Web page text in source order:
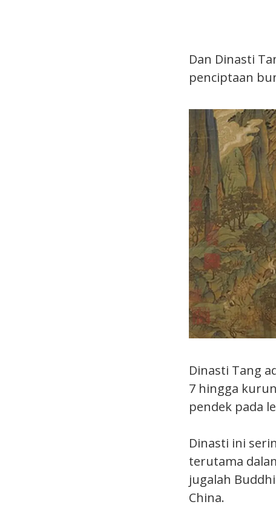
Dan Dinasti
penciptaan
Dinasti Tang
7 hingga
pendek pada
Dinasti ini
terutama
jugalah
China.